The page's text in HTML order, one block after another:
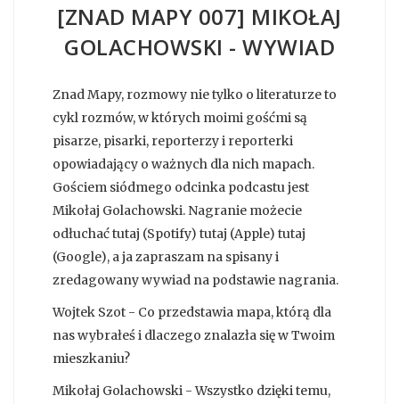
[ZNAD MAPY 007] MIKOŁAJ
GOLACHOWSKI - WYWIAD
Znad Mapy, rozmowy nie tylko o literaturze to
cykl rozmów, w których moimi gośćmi są
pisarze, pisarki, reporterzy i reporterki
opowiadający o ważnych dla nich mapach.
Gościem siódmego odcinka podcastu jest
Mikołaj Golachowski. Nagranie możecie
odłuchać tutaj (Spotify) tutaj (Apple) tutaj
(Google), a ja zapraszam na spisany i
zredagowany wywiad na podstawie nagrania.
Wojtek Szot - Co przedstawia mapa, którą dla
nas wybrałeś i dlaczego znalazła się w Twoim
mieszkaniu?
Mikołaj Golachowski - Wszystko dzięki temu,